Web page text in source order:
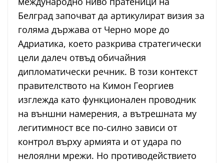
Белград започват да артикулират визия за
голяма държава от Черно море до
Адриатика, което разкрива стратегически
цели далеч отвъд обичайния
дипломатически речник. В този контекст
правителството на Кимон Георгиев
изглежда като функционален проводник
на външни намерения, а вътрешната му
легитимност все по-силно зависи от
контрол върху армията и от удара по
нелоялни мрежи. Но противодействието